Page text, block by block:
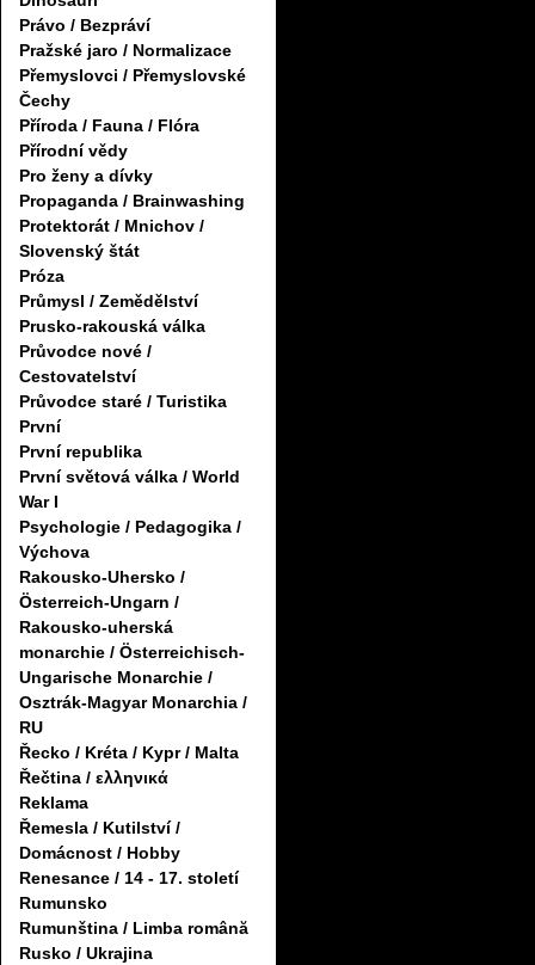
Právo / Bezpráví
Pražské jaro / Normalizace
Přemyslovci / Přemyslovské
Čechy
Příroda / Fauna / Flóra
Přírodní vědy
Pro ženy a dívky
Propaganda / Brainwashing
Protektorát / Mnichov /
Slovenský štát
Próza
Průmysl / Zemědělství
Prusko-rakouská válka
Průvodce nové /
Cestovatelství
Průvodce staré / Turistika
První
První republika
První světová válka / World
War I
Psychologie / Pedagogika /
Výchova
Rakousko-Uhersko /
Österreich-Ungarn /
Rakousko-uherská
monarchie / Österreichisch-
Ungarische Monarchie /
Osztrák-Magyar Monarchia /
RU
Řecko / Kréta / Kypr / Malta
Řečtina / ελληνικά
Reklama
Řemesla / Kutilství /
Domácnost / Hobby
Renesance / 14 - 17. století
Rumunsko
Rumunština / Limba română
Rusko / Ukrajina